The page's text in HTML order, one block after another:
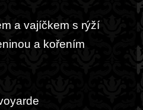
a vajíčkem s rýží
a kořením